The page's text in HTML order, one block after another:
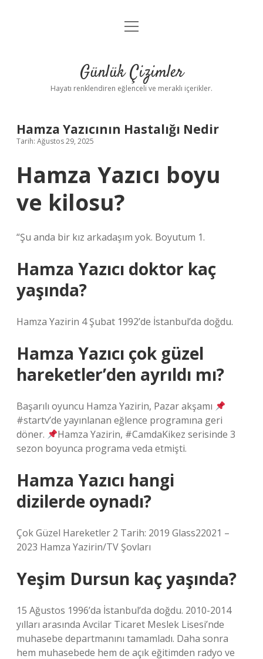
Anasayfa
Yasal Uyarı
menüyü
Günlük Çizimler
Hayatı renklendiren eğlenceli ve meraklı içerikler.
Hamza Yazıcının Hastalığı Nedir
Tarih: Ağustos 29, 2025
Hamza Yazıcı boyu
ve kilosu?
“Şu anda bir kız arkadaşım yok. Boyutum 1.
Hamza Yazıcı doktor kaç
yaşında?
Hamza Yazirin 4 Şubat 1992’de İstanbul’da doğdu.
Hamza Yazıcı çok güzel
hareketler’den ayrıldı mı?
Başarılı oyuncu Hamza Yazirin, Pazar akşamı
#startv’de yayınlanan eğlence programına geri
döner.
Hamza Yazirin, #CamdaKikez serisinde 3
sezon boyunca programa veda etmişti.
Hamza Yazıcı hangi
dizilerde oynadı?
Çok Güzel Hareketler 2 Tarih: 2019 Glass22021 –
2023 Hamza Yazirin/TV Şovları
Yeşim Dursun kaç yaşında?
15 Ağustos 1996’da İstanbul’da doğdu. 2010-2014
yılları arasında Avcilar Ticaret Meslek Lisesi’nde
muhasebe departmanını tamamladı. Daha sonra
hem muhasebede hem de açık eğitimden radyo ve